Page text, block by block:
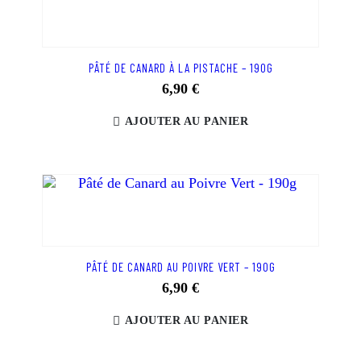
PÂTÉ DE CANARD À LA PISTACHE – 190G
6,90 €
AJOUTER AU PANIER
PÂTÉ DE CANARD AU POIVRE VERT – 190G
6,90 €
AJOUTER AU PANIER